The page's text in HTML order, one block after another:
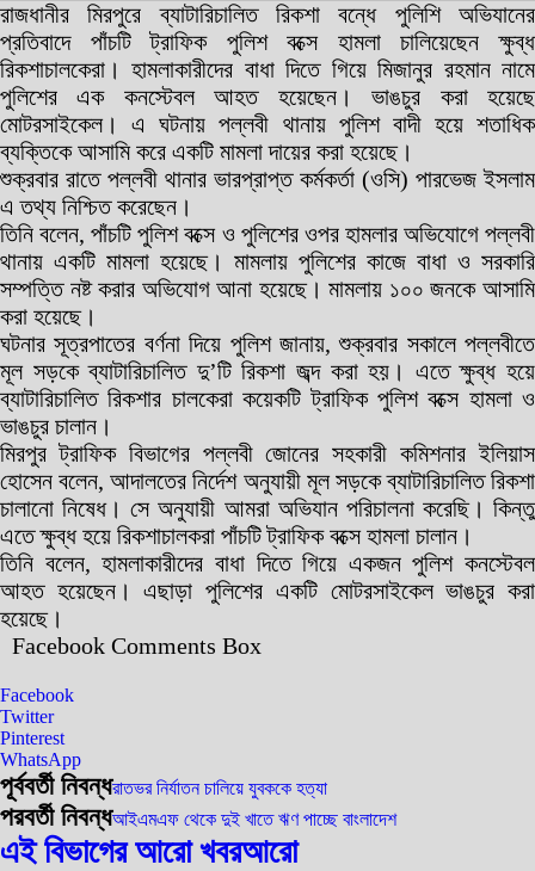
রাজধানীর মিরপুরে ব্যাটারিচালিত রিকশা বন্ধে পুলিশি অভিযানের
প্রতিবাদে পাঁচটি ট্রাফিক পুলিশ বক্সে হামলা চালিয়েছেন ক্ষুব্ধ
রিকশাচালকেরা। হামলাকারীদের বাধা দিতে গিয়ে মিজানুর রহমান নামে
পুলিশের এক কনস্টেবল আহত হয়েছেন। ভাঙচুর করা হয়েছে
মোটরসাইকেল। এ ঘটনায় পল্লবী থানায় পুলিশ বাদী হয়ে শতাধিক
ব্যক্তিকে আসামি করে একটি মামলা দায়ের করা হয়েছে।
শুক্রবার রাতে পল্লবী থানার ভারপ্রাপ্ত কর্মকর্তা (ওসি) পারভেজ ইসলাম
এ তথ্য নিশ্চিত করেছেন।
তিনি বলেন, পাঁচটি পুলিশ বক্সে ও পুলিশের ওপর হামলার অভিযোগে পল্লবী
থানায় একটি মামলা হয়েছে। মামলায় পুলিশের কাজে বাধা ও সরকারি
সম্পত্তি নষ্ট করার অভিযোগ আনা হয়েছে। মামলায় ১০০ জনকে আসামি
করা হয়েছে।
ঘটনার সূত্রপাতের বর্ণনা দিয়ে পুলিশ জানায়, শুক্রবার সকালে পল্লবীতে
মূল সড়কে ব্যাটারিচালিত দু’টি রিকশা জব্দ করা হয়। এতে ক্ষুব্ধ হয়ে
ব্যাটারিচালিত রিকশার চালকেরা কয়েকটি ট্রাফিক পুলিশ বক্সে হামলা ও
ভাঙচুর চালান।
মিরপুর ট্রাফিক বিভাগের পল্লবী জোনের সহকারী কমিশনার ইলিয়াস
হোসেন বলেন, আদালতের নির্দেশ অনুযায়ী মূল সড়কে ব্যাটারিচালিত রিকশা
চালানো নিষেধ। সে অনুযায়ী আমরা অভিযান পরিচালনা করেছি। কিন্তু
এতে ক্ষুব্ধ হয়ে রিকশাচালকরা পাঁচটি ট্রাফিক বক্সে হামলা চালান।
তিনি বলেন, হামলাকারীদের বাধা দিতে গিয়ে একজন পুলিশ কনস্টেবল
আহত হয়েছেন। এছাড়া পুলিশের একটি মোটরসাইকেল ভাঙচুর করা
হয়েছে।
Facebook Comments Box
Facebook
Twitter
Pinterest
WhatsApp
পূর্ববর্তী নিবন্ধরাতভর নির্যাতন চালিয়ে যুবককে হত্যা
পরবর্তী নিবন্ধআইএমএফ থেকে দুই খাতে ঋণ পাচ্ছে বাংলাদেশ
এই বিভাগের আরো খবরআরো